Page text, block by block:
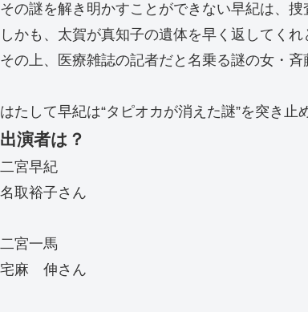
その謎を解き明かすことができない早紀は、
しかも、太賀が真知子の遺体を早く返してく
その上、医療雑誌の記者だと名乗る謎の女・
はたして早紀は“タピオカが消えた謎”を突き
出演者は？
二宮早紀
名取裕子さん
二宮一馬
宅麻 伸さん